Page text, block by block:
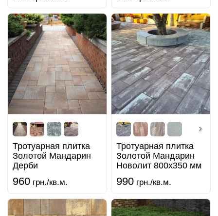
Тротуарная плитка
Золотой Мандарин
Дерби
960 грн./кв.м.
Тротуарная плитка
Золотой Мандарин
Новолит 800х350 мм
990 грн./кв.м.